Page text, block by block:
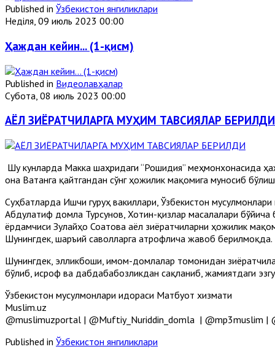
Published in Ўзбекистон янгиликлари
Неділя, 09 июль 2023 00:00
Ҳаждан кейин... (1-қисм)
Published in Видеолавҳалар
Субота, 08 июль 2023 00:00
АЁЛ ЗИЁРАТЧИЛАРГА МУҲИМ ТАВСИЯЛАР БЕРИЛДИ
Шу кунларда Макка шаҳридаги “Рошидия” меҳмонхонасида
она Ватанга қайтгандан сўнг ҳожилик мақомига муносиб
Суҳбатларда Ишчи гуруҳ вакиллари, Ўзбекистон
Абдулатиф домла Турсунов, Хотин-қизлар масалалари
ёрдамчиси Зулайҳо Соатова аёл зиёратчиларни ҳожилик
Шунингдек, шаръий саволларга атрофлича жавоб берилмоқда.
Шунингдек, элликбоши, имом-домлалар томонидан
бўлиб, исроф ва дабдабабозликдан сақланиб, жамиятдаги
Ўзбекистон мусулмонлари идораси Матбуот хизмати
Muslim.uz
@muslimuzportal | @Muftiy_Nuriddin_domla | @mp3muslim |
Published in Ўзбекистон янгиликлари